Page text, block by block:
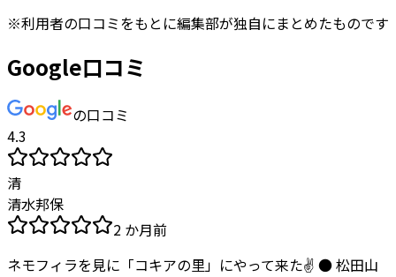
※利用者の口コミをもとに編集部が独自にまとめたものです
Google口コミ
の口コミ
4.3
清
清水邦保
2 か月前
ネモフィラを見に「コキアの里」にやって来た✌️ ● 松田山